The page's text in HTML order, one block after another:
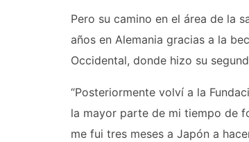
Pero su camino en el área de la
años en Alemania gracias a la
Occidental, donde hizo su
“Posteriormente volví a la
la mayor parte de mi tiempo de
me fui tres meses a Japón a